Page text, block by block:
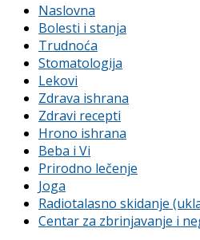
Naslovna
Bolesti i stanja
Trudnoća
Stomatologija
Lekovi
Zdrava ishrana
Zdravi recepti
Hrono ishrana
Beba i Vi
Prirodno lečenje
Joga
Radiotalasno skidanje
Centar za zbrinjavanje i